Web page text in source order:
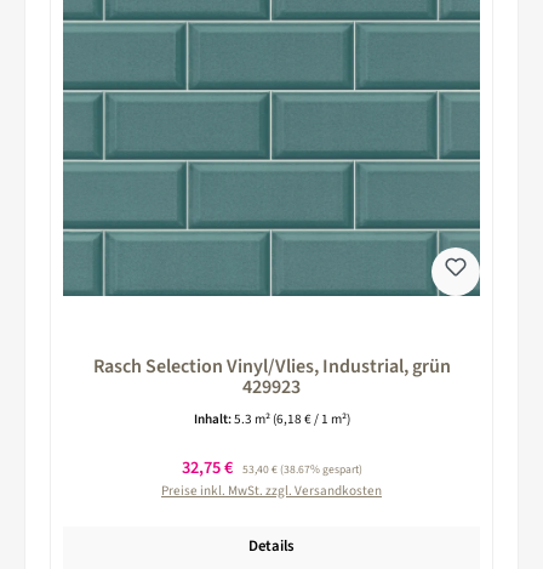
Rasch Selection Vinyl/Vlies, Industrial, grün
429923
Inhalt:5.3 m² (6,18 € / 1 m²)
Verkaufspreis:
32,75 € Regulärer Preis:
53,40 €(38.67% gespart)
Preise inkl. MwSt. zzgl. Versandkosten
Details